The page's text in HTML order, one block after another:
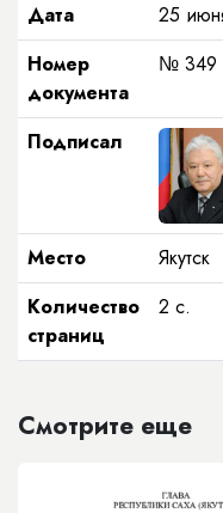
Дата
25
Номер
документа
№ 349
Подписал
Место
Якутск
Количество
страниц
2 с.
Смотрите еще